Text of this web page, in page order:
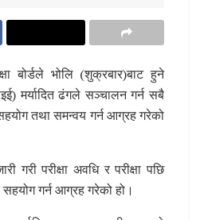
बोर्डले भोलि (शुक्रबार)बाट हुने
मर्यादित ढंगले सञ्चालन गर्न सबै
तथा समन्वय गर्न आग्रह गरेको
गरी परीक्षा अवधि र परीक्षा पछि
गर्न आग्रह गरेको हो।